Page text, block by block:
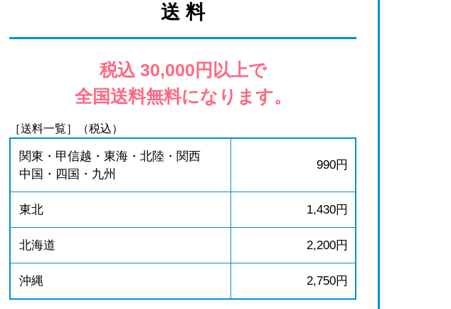
送 料
税込 30,000円以上で
全国送料無料になります。
［送料一覧］（税込）
関東・甲信越・東海・北陸・関西
中国・四国・九州
990円
東北 1,430円
北海道 2,200円
沖縄 2,750円